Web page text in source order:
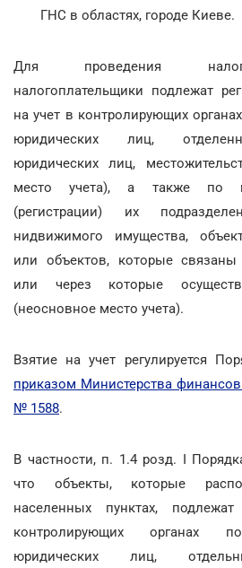
ГНС в областях, городе Киеве.
Для проведения
налогоплательщики подлежат
на учет в контролирующих
юридических лиц,
юридических лиц,
место учета), а также по
(регистрации) их
нидвижимого имущества,
или объектов, которые
или через которые
(неосновное место учета).
Взятие на учет регулируется
приказом Министерства
№ 1588.
В частности, п. 1.4 розд. I
что объекты, которые
населенных пунктах,
контролирующих органах
юридических лиц,